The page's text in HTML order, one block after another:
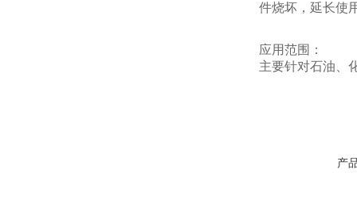
件烧坏，延长使
应用范围：
主要针对石油、
产